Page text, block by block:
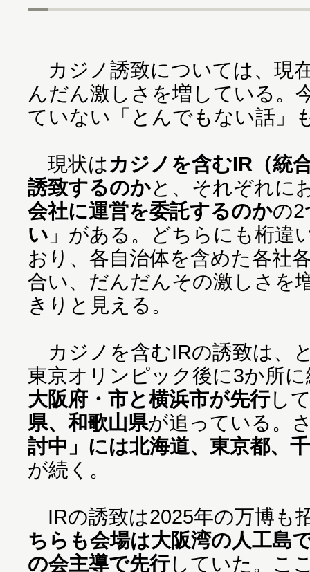
カジノ誘致については、現
んだん激しさを増している。
ていない「とんでもない話」
現状はカジノを含むIR（統
誘致するのかと、それぞれに
会社に運営を委託するのかの2
い 」がある。どちらにも桁違
おり、各自治体を含めた各社
合い、だんだんその激しさを
きりと見える。
カジノを含むIRの誘致は、
東京オリンピック後に3か所
大阪府・市と横浜市が先行し
県、和歌山県が追っている。
討中」には北海道、東京都、
が続く。
IRの誘致は2025年の万博も
ちらも会場は大阪湾の人工島
の会主導で先行していた。こ